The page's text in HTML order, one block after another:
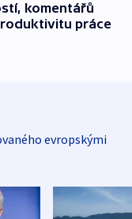
komentářů
práce
evropskými